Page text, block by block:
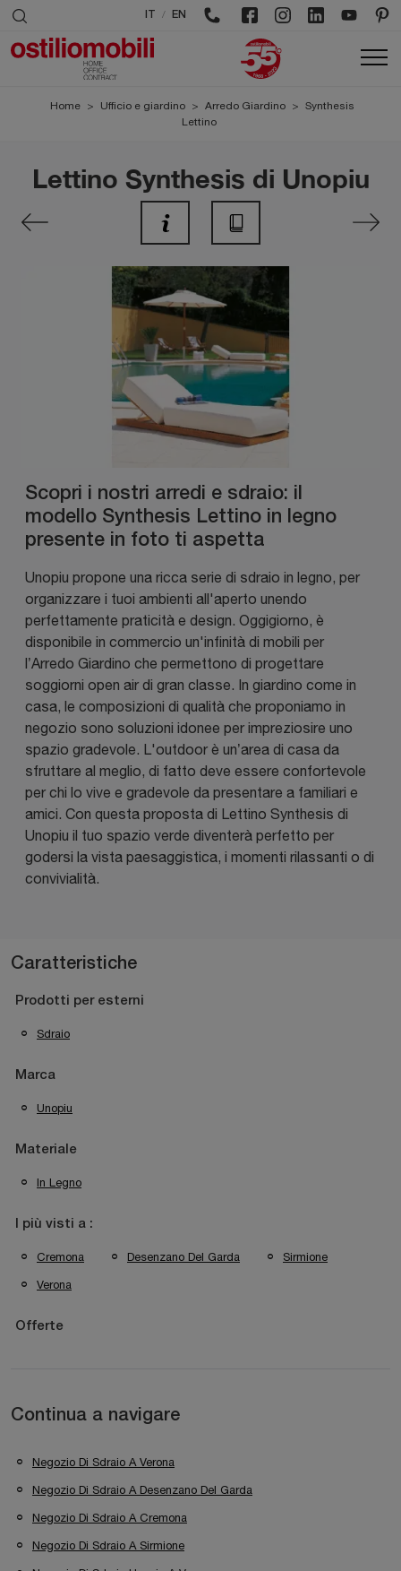
/ EN
Home > Ufficio e giardino > Arredo Giardino > Synthesis
Lettino
Lettino Synthesis di Unopiu
Scopri i nostri arredi e sdraio: il
modello Synthesis Lettino in legno
presente in foto ti aspetta
Unopiu propone una ricca serie di sdraio in legno, per
organizzare i tuoi ambienti all'aperto unendo
perfettamente praticità e design. Oggigiorno, è
disponibile in commercio un'infinità di mobili per
l’Arredo Giardino che permettono di progettare
soggiorni open air di gran classe. In giardino come in
casa, le composizioni di qualità che proponiamo in
negozio sono soluzioni idonee per impreziosire uno
spazio gradevole. L'outdoor è un’area di casa da
sfruttare al meglio, di fatto deve essere confortevole
per chi lo vive e gradevole da presentare a familiari e
amici. Con questa proposta di Lettino Synthesis di
Unopiu il tuo spazio verde diventerà perfetto per
godersi la vista paesaggistica, i momenti rilassanti o di
convivialità.
Caratteristiche
Prodotti per esterni
Sdraio
Marca
Unopiu
Materiale
In Legno
I più visti a :
Cremona Desenzano Del Garda Sirmione
Verona
Offerte
Continua a navigare
Negozio Di Sdraio A Verona
Negozio Di Sdraio A Desenzano Del Garda
Negozio Di Sdraio A Cremona
Negozio Di Sdraio A Sirmione